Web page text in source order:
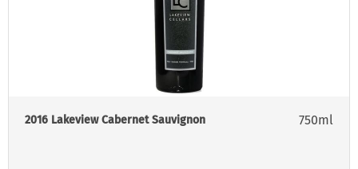
2016 Lakeview Cabernet Sauvignon 750ml